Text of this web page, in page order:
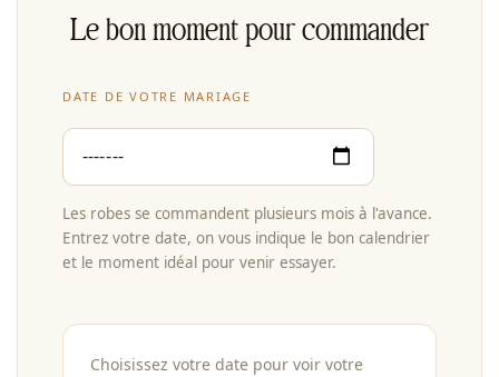
Le bon moment pour commander
DATE DE VOTRE MARIAGE
Les robes se commandent plusieurs mois à l'avance.
Entrez votre date, on vous indique le bon calendrier
et le moment idéal pour venir essayer.
Choisissez votre date pour voir votre